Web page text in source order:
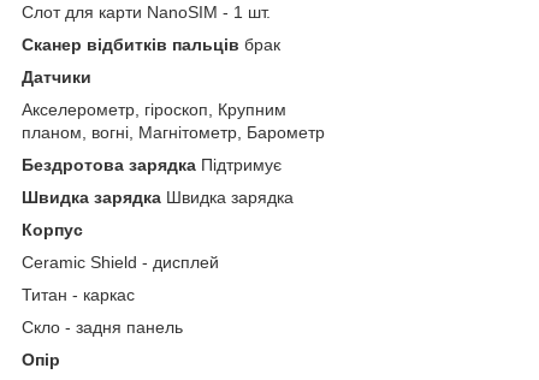
Слот для карти NanoSIM - 1 шт.
Сканер відбитків пальців брак
Датчики
Акселерометр, гіроскоп, Крупним
планом, вогні, Магнітометр, Барометр
Бездротова зарядка Підтримує
Швидка зарядка Швидка зарядка
Корпус
Ceramic Shield - дисплей
Титан - каркас
Скло - задня панель
Опір